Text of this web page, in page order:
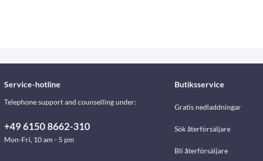
Service-hotline
Telephone support and counselling under:
+49 6150 8662-310
Mon-Fri, 10 am - 5 pm
Butiksservice
Gratis nedladdningar
Sök återförsäljare
Bli återförsäljare